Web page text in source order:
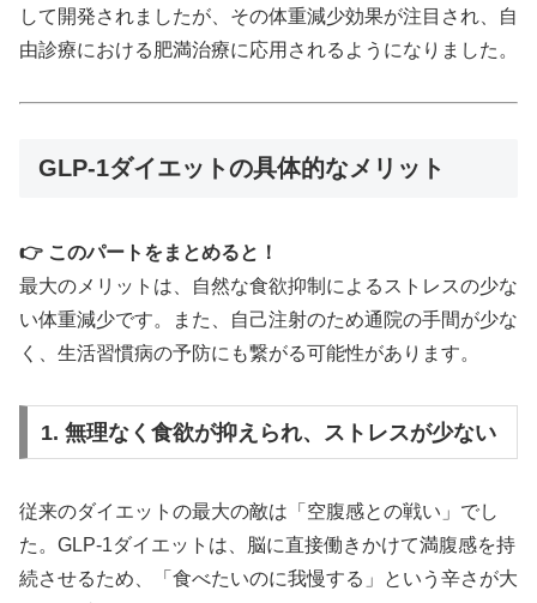
して開発されましたが、その体重減少効果が注目され、自
由診療における肥満治療に応用されるようになりました。
GLP-1ダイエットの具体的なメリット
👉 このパートをまとめると！
最大のメリットは、自然な食欲抑制によるストレスの少な
い体重減少です。また、自己注射のため通院の手間が少な
く、生活習慣病の予防にも繋がる可能性があります。
1. 無理なく食欲が抑えられ、ストレスが少ない
従来のダイエットの最大の敵は「空腹感との戦い」でし
た。GLP-1ダイエットは、脳に直接働きかけて満腹感を持
続させるため、「食べたいのに我慢する」という辛さが大